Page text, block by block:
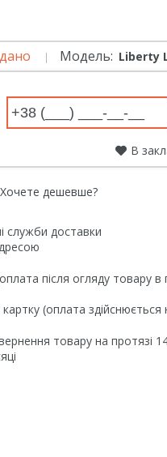
Модель: Liberty
В
Хочете дешевше?
служби доставки
після огляду товару в
картку (оплата
товару на протязі